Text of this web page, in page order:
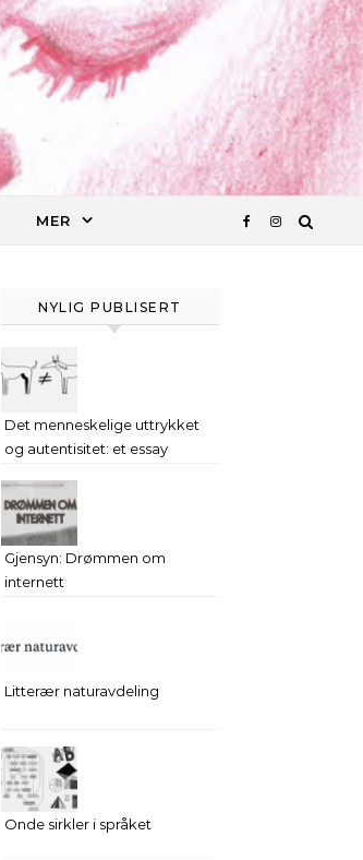
MER
NYLIG PUBLISERT
Det menneskelige uttrykket
og autentisitet: et essay
Gjensyn: Drømmen om
internett
Litterær naturavdeling
Onde sirkler i språket